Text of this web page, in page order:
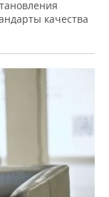
качества